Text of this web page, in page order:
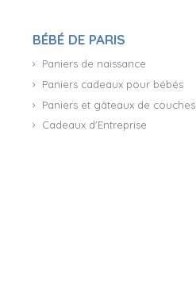
BÉBÉ DE PARIS
Paniers de naissance
Paniers cadeaux pour bébés
Paniers et gâteaux de couches
Cadeaux d'Entreprise